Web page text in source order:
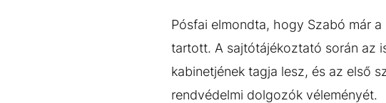
Pósfai elmondta, hogy Szabó már
tartott. A sajtótájékoztató során az
kabinetjének tagja lesz, és az első
rendvédelmi dolgozók véleményét.